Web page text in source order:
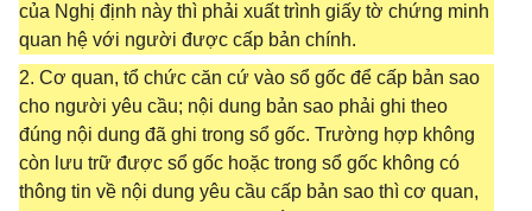
của Nghị định này thì phải xuất trình giấy tờ chứng minh
quan hệ với người được cấp bản chính.
2. Cơ quan, tổ chức căn cứ vào sổ gốc để cấp bản sao
cho người yêu cầu; nội dung bản sao phải ghi theo
đúng nội dung đã ghi trong sổ gốc. Trường hợp không
còn lưu trữ được sổ gốc hoặc trong sổ gốc không có
thông tin về nội dung yêu cầu cấp bản sao thì cơ quan,